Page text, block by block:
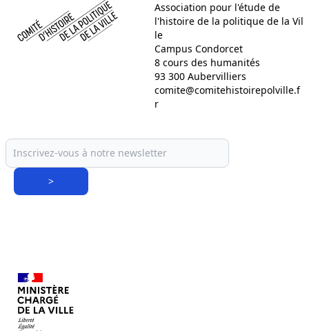
Association pour l'étude de
l'histoire de la politique de la Vil
le
Campus Condorcet
8 cours des humanités
93 300 Aubervilliers
comite@comitehistoirepolville.f
r
>